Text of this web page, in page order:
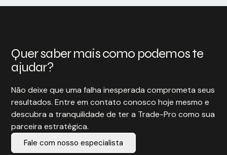
Quer saber mais como podemos te
ajudar?
Não deixe que uma falha inesperada comprometa seus
resultados. Entre em contato conosco hoje mesmo e
descubra a tranquilidade de ter a Trade-Pro como sua
parceira estratégica.
Fale com nosso especialista